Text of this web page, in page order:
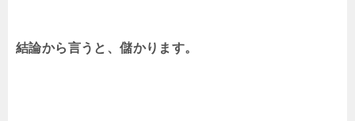
結論から言うと、儲かります。